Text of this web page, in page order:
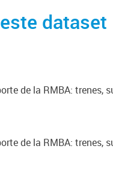
dataset
de la RMBA: trenes,
de la RMBA: trenes,